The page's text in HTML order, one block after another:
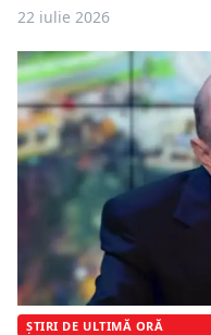
22 iulie 2026
ȘTIRI DE ULTIMĂ ORĂ